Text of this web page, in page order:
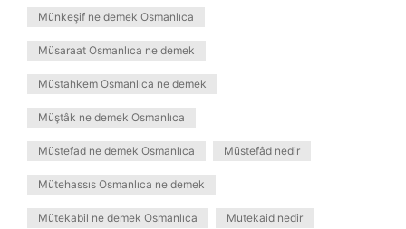
Münkeşif ne demek Osmanlıca
Müsaraat Osmanlıca ne demek
Müstahkem Osmanlıca ne demek
Müştâk ne demek Osmanlıca
Müstefad ne demek Osmanlıca Müstefâd nedir
Mütehassıs Osmanlıca ne demek
Mütekabil ne demek Osmanlıca Mutekaid nedir